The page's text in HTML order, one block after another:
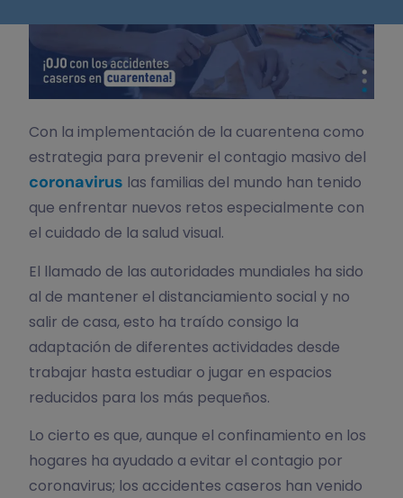
Con la implementación de la cuarentena como
estrategia para prevenir el contagio masivo del
coronavirus las familias del mundo han tenido
que enfrentar nuevos retos especialmente con
el cuidado de la salud visual.
El llamado de las autoridades mundiales ha sido
al de mantener el distanciamiento social y no
salir de casa, esto ha traído consigo la
adaptación de diferentes actividades desde
trabajar hasta estudiar o jugar en espacios
reducidos para los más pequeños.
Lo cierto es que, aunque el confinamiento en los
hogares ha ayudado a evitar el contagio por
coronavirus; los accidentes caseros han venido